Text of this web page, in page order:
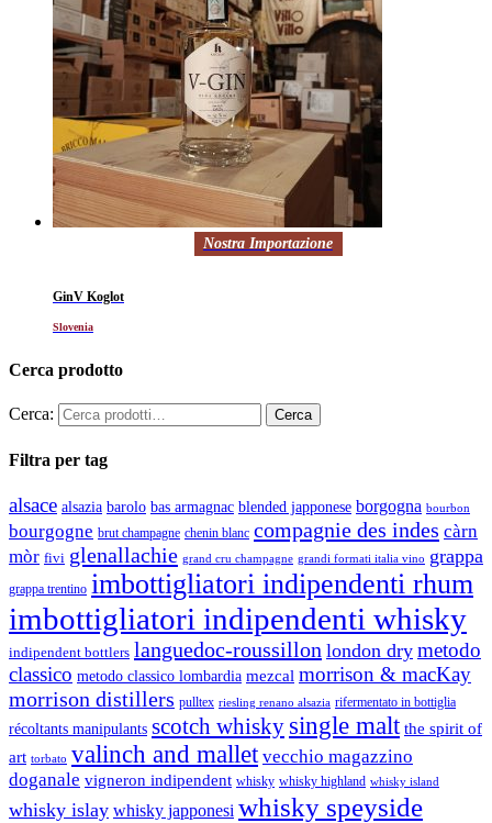
Nostra Importazione
GinV Koglot
Slovenia
Cerca prodotto
Cerca:
Filtra per tag
alsace alsazia barolo bas armagnac blended japponese borgogna bourbon
bourgogne brut champagne chenin blanc compagnie des indes càrn
mòr fivi glenallachie grand cru champagne grandi formati italia vino grappa
grappa trentino imbottigliatori indipendenti rhum
imbottigliatori indipendenti whisky
indipendent bottlers languedoc-roussillon london dry metodo
classico metodo classico lombardia mezcal morrison & macKay
morrison distillers pulltex riesling renano alsazia rifermentato in bottiglia
récoltants manipulants scotch whisky single malt the spirit of
art torbato valinch and mallet vecchio magazzino
doganale vigneron indipendent whisky whisky highland whisky island
whisky islay whisky japponesi whisky speyside